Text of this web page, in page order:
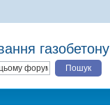
газобетону